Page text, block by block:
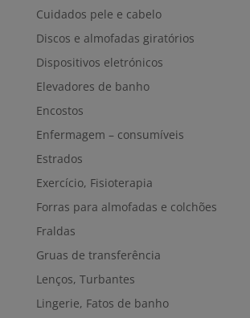
Cuidados pele e cabelo
Discos e almofadas giratórios
Dispositivos eletrónicos
Elevadores de banho
Encostos
Enfermagem – consumíveis
Estrados
Exercício, Fisioterapia
Forras para almofadas e colchões
Fraldas
Gruas de transferência
Lenços, Turbantes
Lingerie, Fatos de banho